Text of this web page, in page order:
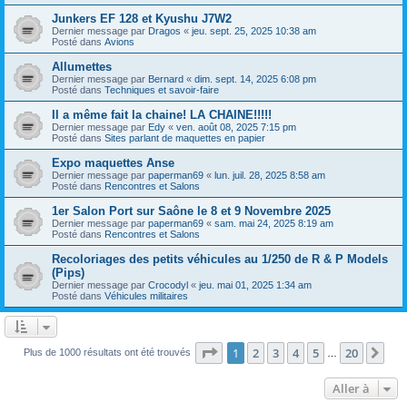
Junkers EF 128 et Kyushu J7W2
Dernier message par Dragos « jeu. sept. 25, 2025 10:38 am
Posté dans Avions
Allumettes
Dernier message par Bernard « dim. sept. 14, 2025 6:08 pm
Posté dans Techniques et savoir-faire
Il a même fait la chaine! LA CHAINE!!!!!
Dernier message par Edy « ven. août 08, 2025 7:15 pm
Posté dans Sites parlant de maquettes en papier
Expo maquettes Anse
Dernier message par paperman69 « lun. juil. 28, 2025 8:58 am
Posté dans Rencontres et Salons
1er Salon Port sur Saône le 8 et 9 Novembre 2025
Dernier message par paperman69 « sam. mai 24, 2025 8:19 am
Posté dans Rencontres et Salons
Recoloriages des petits véhicules au 1/250 de R & P Models
(Pips)
Dernier message par Crocodyl « jeu. mai 01, 2025 1:34 am
Posté dans Véhicules militaires
Plus de 1000 résultats ont été trouvés Page 1sur20
1 2 3 4 5 20
Aller à